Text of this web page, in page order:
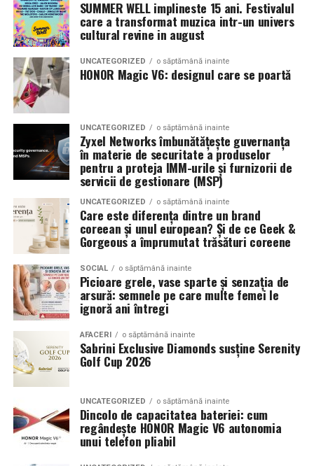
Romanita Events continuă astfel să fie o gazdă
importantă a momentelor speciale din Maramureș,
combinând experiența organizatorică cu capacitatea de
a transforma fiecare eveniment într-o amintire
deosebită pentru participanți.
latimea si aspectul flancului pot schimba complet felul
in care masina sta pe roti. O alegere inspirata poate
accentua liniile caroseriei si poate oferi un look
echilibrat, in timp ce o alegere gresita poate strica
proportiile, chiar daca restul masinii este bine realizat.
Anvelopele ca element vizual la show-uri auto
La evenimentele auto din Cluj, anvelopele nu sunt doar
componente functionale, ci si elemente vizuale. Publicul
si fotografii surprind adesea detalii precum modul in
care roata umple aripa, distanta fata de caroserie si
aspectul general al ansamblului roata-janta.
Anvelopele curate, cu dimensiuni corecte si uzura
uniforma, contribuie la imaginea profesionala a unei
masini de show. In multe cazuri, acestea completeaza
jantele si intaresc conceptul ales de proprietar, fie ca
vorbim despre un stil elegant, sportiv sau minimalist.
Echilibrul dintre estetica si utilizare reala
Un aspect specific evenimentelor auto din Cluj este
prezenta multor masini care nu sunt doar proiecte de
show, ci si vehicule utilizate zilnic. Proprietarii acestora
cauta solutii care sa le permita sa participe la
evenimente fara a sacrifica complet confortul sau
siguranta pe drumurile publice.
SUMMER WELL implineste 15 ani. Festivalul
care a transformat muzica intr-un univers
cultural revine in august
UNCATEGORIZED o săptămână inainte
HONOR Magic V6: designul care se poartă
UNCATEGORIZED o săptămână inainte
Zyxel Networks îmbunătățește guvernanța
în materie de securitate a produselor
pentru a proteja IMM-urile și furnizorii de
servicii de gestionare (MSP)
UNCATEGORIZED o săptămână inainte
Care este diferența dintre un brand
coreean și unul european? Și de ce Geek &
Gorgeous a împrumutat trăsături coreene
SOCIAL o săptămână inainte
Picioare grele, vase sparte și senzația de
arsură: semnele pe care multe femei le
ignoră ani întregi
AFACERI o săptămână inainte
Sabrini Exclusive Diamonds susține Serenity
Golf Cup 2026
UNCATEGORIZED o săptămână inainte
Dincolo de capacitatea bateriei: cum
regândește HONOR Magic V6 autonomia
unui telefon pliabil